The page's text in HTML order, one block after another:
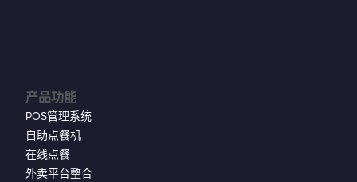
产品功能
POS管理系统
自助点餐机
在线点餐
外卖平台整合